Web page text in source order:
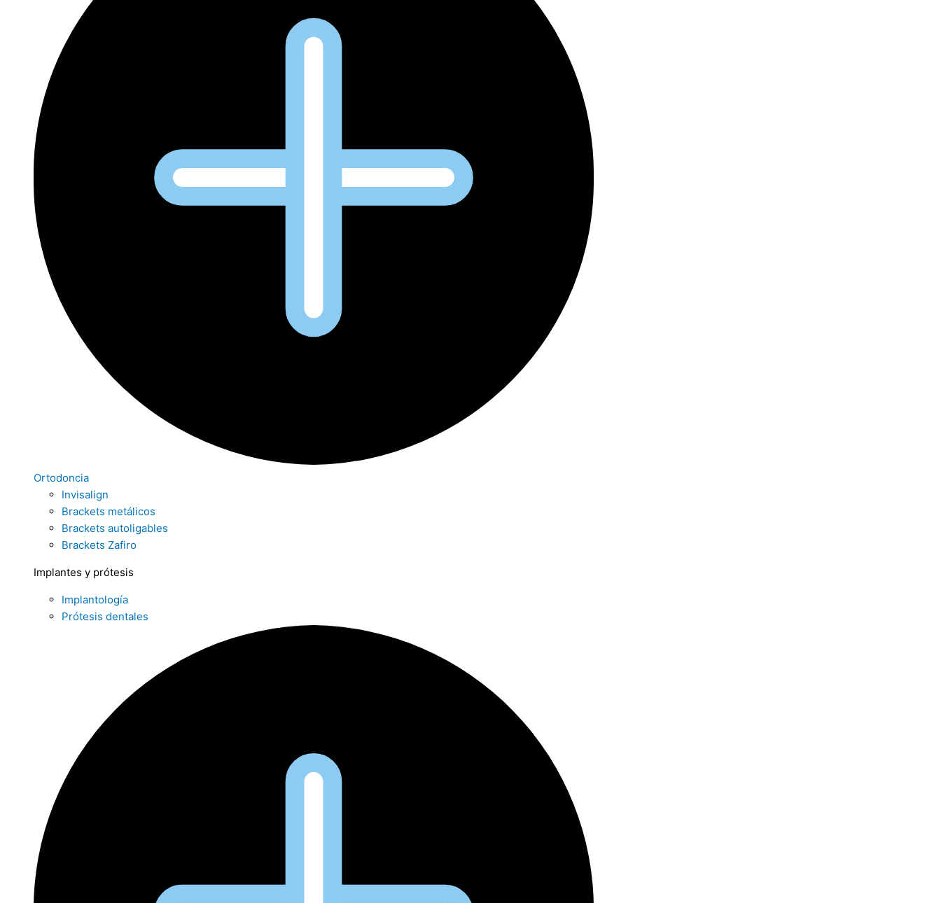
Ortodoncia
Invisalign
Brackets metálicos
Brackets autoligables
Brackets Zafiro
Implantes y prótesis
Implantología
Prótesis dentales